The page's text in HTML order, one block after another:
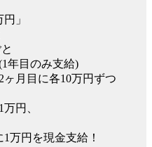
」
年目のみ支給)
月目に各10万円ずつ
円、
1万円を現金支給！